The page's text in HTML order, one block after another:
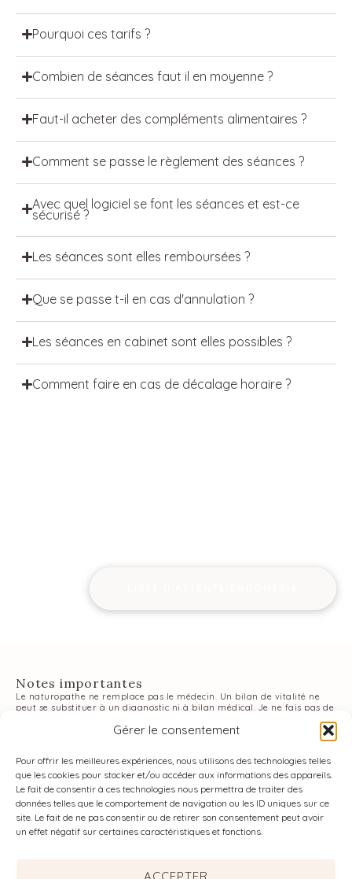
Gérer le consentement
Pour offrir les meilleures expériences, nous utilisons des technologies telles
que les cookies pour stocker et/ou accéder aux informations des appareils.
Le fait de consentir à ces technologies nous permettra de traiter des
données telles que le comportement de navigation ou les ID uniques sur ce
site. Le fait de ne pas consentir ou de retirer son consentement peut avoir
un effet négatif sur certaines caractéristiques et fonctions.
ACCEPTER
Pourquoi ces tarifs ?
Combien de séances faut il en moyenne ?
Faut-il acheter des compléments alimentaires ?
Comment se passe le règlement des séances ?
Avec quel logiciel se font les séances et est-ce
sécurisé ?
Les séances sont elles remboursées ?
Que se passe t-il en cas d'annulation ?
Les séances en cabinet sont elles possibles ?
Comment faire en cas de décalage horaire ?
Notes importantes
Le naturopathe ne remplace pas le médecin. Un bilan de vitalité ne
peut se substituer à un diagnostic ni à bilan médical. Je ne fais pas de
proposés ne dispensent pas de consulter un médecin. En cas de
maladie nécessitant un suivi médical, veuillez consulter un médecin
MEMBRE DU SYNDICAT DES PROFESSIONNELS DE LA
NATUROPATHIE SPN